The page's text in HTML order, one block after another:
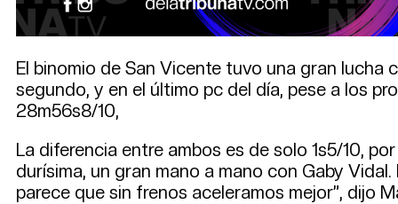
El binomio de San Vicente tuvo una gran lucha
segundo, y en el último pc del día, pese a los
28m56s8/10,
La diferencia entre ambos es de solo 1s5/10,
durísima, un gran mano a mano con Gaby
parece que sin frenos aceleramos mejor”, dijo